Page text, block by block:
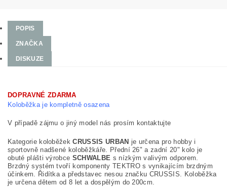
POPIS
ZNAČKA
DISKUZE
DOPRAVNÉ ZDARMA
Koloběžka je kompletně osazena
V případě zájmu o jiný model nás prosím kontaktujte
Kategorie koloběžekCRUSSIS URBAN je určena pro hobby i
sportovně nadšené koloběžkáře. Přední 26" a zadní 20" kolo je
obuté plášti výrobce SCHWALBE s nízkým valivým odporem.
Brzdný systém tvoří komponenty TEKTRO s vynikajícím brzdným
účinkem. Řidítka a představec nesou značku CRUSSIS. Koloběžka
je určena dětem od 8 let a dospělým do 200cm.